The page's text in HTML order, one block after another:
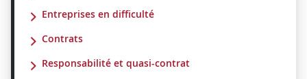
Entreprises en difficulté
Contrats
Responsabilité et quasi-contrat